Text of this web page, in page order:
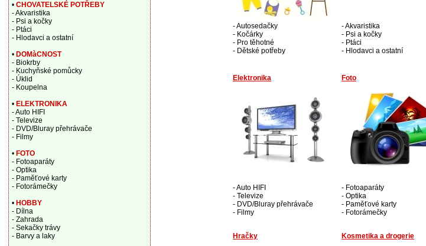
- Autosedačky
- Kočárky
- Pro těhotné
- Dětské potřeby
- Akvaristika
- Psi a kočky
- Ptáci
- Hlodavci a ostatní
Elektronika
- Auto HIFI
- Televize
- DVD/Bluray přehrávače
- Filmy
Foto
- Fotoaparáty
- Optika
- Paměťové karty
- Fotorámečky
Hračky Kosmetika a drogerie
• CHOVATELSKÉ POTŘEBY
- Akvaristika
- Psi a kočky
- Ptáci
- Hlodavci a ostatní
• DOMàCNOST
- Biokrby
- Kuchyňské pomůcky
- Úklid
- Koupelna
• ELEKTRONIKA
- Auto HIFI
- Televize
- DVD/Bluray přehrávače
- Filmy
• FOTO
- Fotoaparáty
- Optika
- Paměťové karty
- Fotorámečky
• HOBBY
- Dílna
- Zahrada
- Sekačky trávy
- Barvy a laky